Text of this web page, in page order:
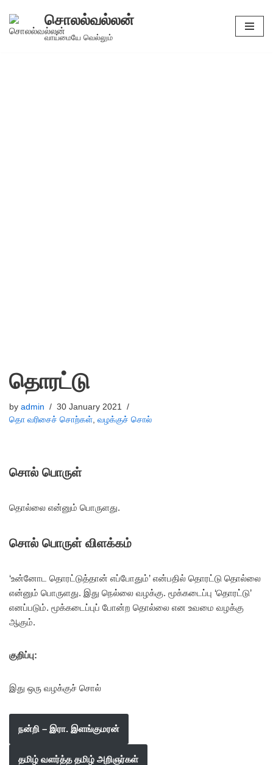
Skip
சொலல்வல்லன்
வாய்மையே வெல்லும்
தொரட்டு
by admin
30 January 2021
தொ வரிசைச் சொற்கள், வழக்குச் சொல்
சொல் பொருள்
தொல்லை என்னும் பொருளது.
சொல் பொருள் விளக்கம்
‘உன்னோட தொரட்டுத்தான் எப்போதும்’ என்பதில் தொரட்டு தொல்லை
என்னும் பொருளது. இது நெல்லை வழக்கு. மூக்கடைப்பு ‘தொரட்டு’
எனப்படும். மூக்கடைப்புப் போன்ற தொல்லை என உவமை வழக்கு
ஆகும்.
குறிப்பு:
இது ஒரு வழக்குச் சொல்
நன்றி – இரா. இளங்குமரன்
தமிழ் வளர்த்த தமிழ் அறிஞர்கள்